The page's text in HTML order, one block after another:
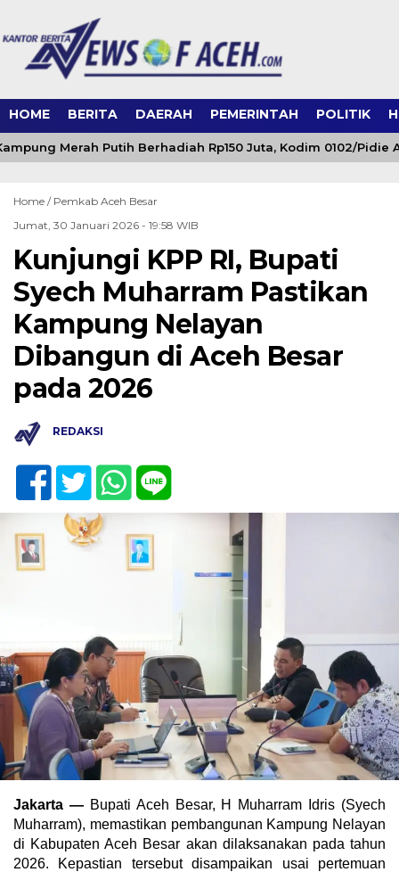
HOME BERITA DAERAH PEMERINTAH POLITIK
Merah Putih Berhadiah Rp150 Juta, Kodim 0102/Pidie
Home / Pemkab Aceh Besar
Jumat, 30 Januari 2026 - 19:58 WIB
Kunjungi KPP RI, Bupati
Syech Muharram Pastikan
Kampung Nelayan
Dibangun di Aceh Besar
pada 2026
REDAKSI
Jakarta —Bupati Aceh Besar, H Muharram Idris (Syech
Muharram), memastikan pembangunan Kampung Nelayan
di Kabupaten Aceh Besar akan dilaksanakan pada tahun
2026. Kepastian tersebut disampaikan usai pertemuan